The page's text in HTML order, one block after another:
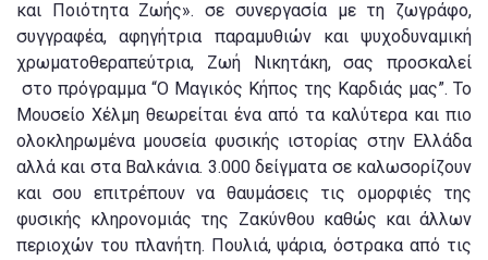
και Ποιότητα Ζωής». σε συνεργασία με τη ζωγράφο,
συγγραφέα, αφηγήτρια παραμυθιών και ψυχοδυναμική
χρωματοθεραπεύτρια, Ζωή Νικητάκη, σας προσκαλεί
στο πρόγραμμα “Ο Μαγικός Κήπος της Καρδιάς μας”. Το
Μουσείο Χέλμη θεωρείται ένα από τα καλύτερα και πιο
ολοκληρωμένα μουσεία φυσικής ιστορίας στην Ελλάδα
αλλά και στα Βαλκάνια. 3.000 δείγματα σε καλωσορίζουν
και σου επιτρέπουν να θαυμάσεις τις ομορφιές της
φυσικής κληρονομιάς της Ζακύνθου καθώς και άλλων
περιοχών του πλανήτη. Πουλιά, ψάρια, όστρακα από τις